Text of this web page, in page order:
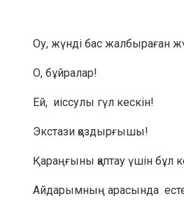
Оу, жүнді бас жалбыраған
О, бұйралар!
Ей, иіссулы гүл кескін!
Экстази қоздырғышы!
Қараңғыны қаптау үшін бұл
Айдарымның арасында